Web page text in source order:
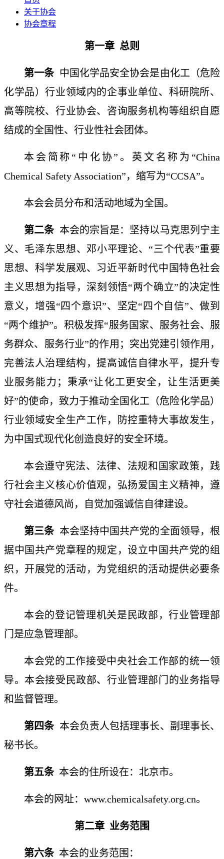
关于协会
协会章程
第一章 总则
第一条 中国化学品安全协会是由化工（危险
化学品）行业领域内的企事业单位、科研院所、
高等院校、行业协会、咨询服务机构等组织自愿
结成的全国性、行业性社会团体。
本会简称 “ 中化协”。英文名称为 “China
Chemical Safety Association”，缩写为“CCSA”。
本会会员分布和活动地域为全国。
第二条 本会的宗旨是： 坚持以马克思列宁主
义、毛泽东思想、邓小平理论、 “三个代表”重要
思想、科学发展观、习近平新时代中国特色社会
主义思想为指导，深刻领悟“两个确立”的决定性
意义，增强“四个意识”、坚定“四个自信”、做到
“两个维护”。积极发挥“服务国家、服务社会、服
务群众、服务行业”的作用；突出党建引领作用，
完善法人治理结构，提高诚信自律水平，提升专
业服务能力；秉承“让化工更安全，让生活更美
好”的使命，致力于推动全国化工（危险化学品）
行业领域安全生产工作，防控重特大事故发生，
为中国式现代化创造良好的安全环境。
本会遵守宪法、法律、法规和国家政策，践
行社会主义核心价值观，弘扬爱国主义精神，遵
守社会道德风尚，自觉加强诚信自律建设。
第三条 本会坚持中国共产党的全面领导，根
据中国共产党章程的规定，设立中国共产党的组
织，开展党的活动，为党组织的活动提供必要条
件。
本会的登记管理机关是民政部，行业管理部
门是应急管理部。
本会党的工作接受中央社会工作部的统一领
导。本会接受民政部、行业管理部门的业务指导
和监督管理。
第四条 本会负责人包括理事长、副理事长、
秘书长。
第五条 本会的住所设在：北京市。
本会的网址： www.chemicalsafety.org.cn。
第二章 业务范围
第六条 本会的业务范围：